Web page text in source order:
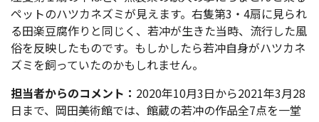
ペットのハツカネズミが見えます。右隻第3・4扇に見られ
る田楽豆腐作りと同じく、若冲が生きた当時、流行した風
俗を反映したものです。もしかしたら若冲自身がハツカネ
ズミを飼っていたのかもしれません。
担当者からのコメント： 2020年10月3日から2021年3月28
日まで、岡田美術館では、館蔵の若冲の作品全7点を一堂